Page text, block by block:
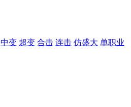
中变 超变 合击 连击 仿盛大 单职业